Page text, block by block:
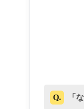
Q. 「